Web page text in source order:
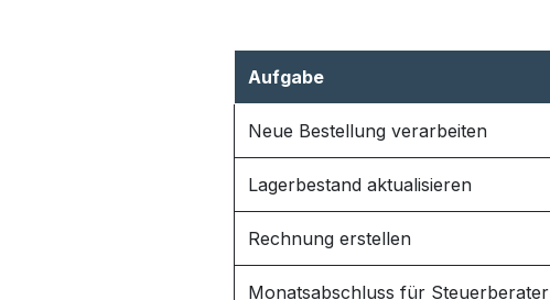
Aufgabe
Neue Bestellung verarbeiten
Lagerbestand aktualisieren
Rechnung erstellen
Monatsabschluss für Steuerberater